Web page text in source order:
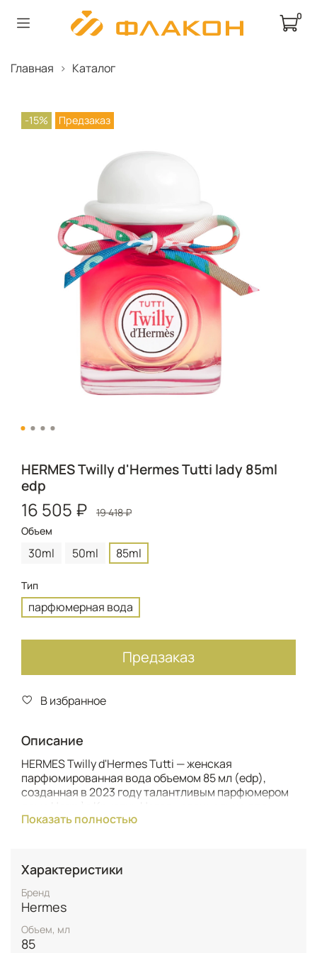
0
Главная Каталог
-15% Предзаказ
HERMES Twilly d'Hermes Tutti lady 85ml
edp
16 505 ₽
19 418 ₽
Объем
30ml 50ml 85ml
Тип
парфюмерная вода
Предзаказ
В избранное
Описание
HERMES Twilly d'Hermes Tutti — женская
парфюмированная вода объемом 85 мл (edp),
созданная в 2023 году талантливым парфюмером
дома Hermès Кристин Нагель специально для
свободных и многогранных девушек Hermès.
обладательницы и объединяя всех уникальных
женщин, борющихся за свою независимость и
осуществляющих свои мечты.
Композиция раскрывается экзотическими нотами
личи, придающими умеренно сладкий, вкусный и
чувственный акцент с мотивами мускатного
Показать полностью
Характеристики
Бренд
Hermes
Объем, мл
85